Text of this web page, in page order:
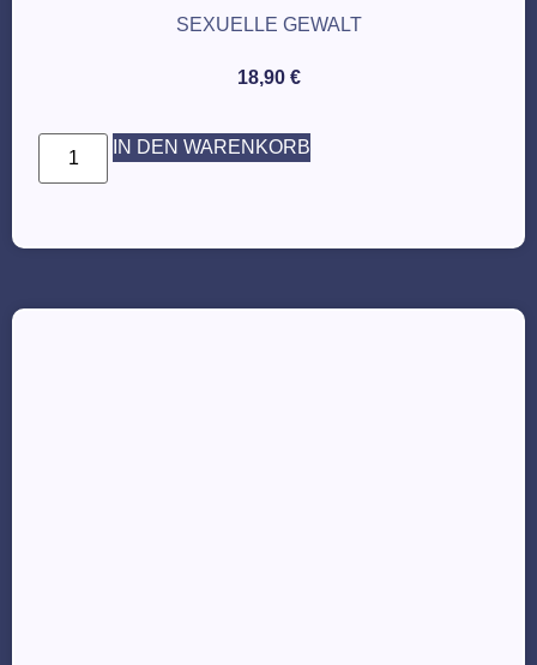
SEXUELLE GEWALT
18,90 €
IN DEN WARENKORB